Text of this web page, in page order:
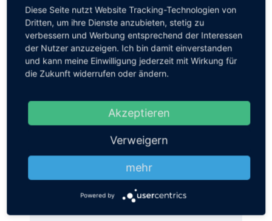
jederzeit über den in jeder E-Mail
enthaltenen Link abmelden.
Wir verwenden Sendinblue als unsere
Marketing-Plattform. Wenn Sie das
Formular ausfüllen und absenden,
angegebenen Informationen an
Sendinblue zur Bearbeitung gemäß
denNutzungsbedingungenübertragen
Diese Seite nutzt Website Tracking-Technologien von
Dritten, um ihre Dienste anzubieten, stetig zu
verbessern und Werbung entsprechend der Interessen
der Nutzer anzuzeigen. Ich bin damit einverstanden
und kann meine Einwilligung jederzeit mit Wirkung für
die Zukunft widerrufen oder ändern.
Akzeptieren
Verweigern
mehr
Powered by